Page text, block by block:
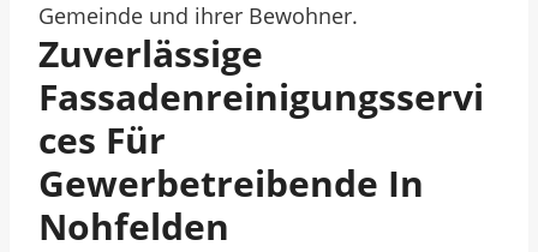
Gemeinde und ihrer Bewohner.
Zuverlässige
Fassadenreinigungsservi
Ces Für
Gewerbetreibende In
Nohfelden